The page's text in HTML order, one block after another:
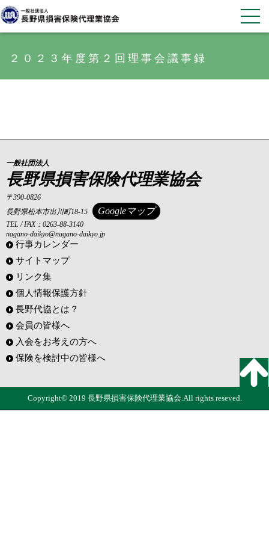
２０２３年度第２回理事会議事録
一般社団法人
長野県損害保険代理業協会
〒390-0826
長野県松本市出川町18-15
Googleマップ
TEL / FAX：0263-88-3140
nagano-daikyo@nagano-daikyo.jp
行事カレンダー
サイトマップ
リンク集
個人情報保護方針
長野代協とは？
会員の皆様へ
入会をお考えの方へ
保険を検討中の皆様へ
Copyright© 2019 長野県損害保険代理業協会.All rights reseved.